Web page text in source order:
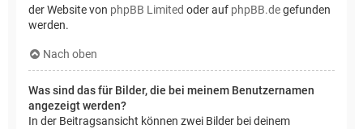
der Website von phpBB Limited oder auf phpBB.degefunden
werden.
Nach oben
Was sind das für Bilder, die bei meinem Benutzernamen
angezeigt werden?
In der Beitragsansicht können zwei Bilder bei deinem